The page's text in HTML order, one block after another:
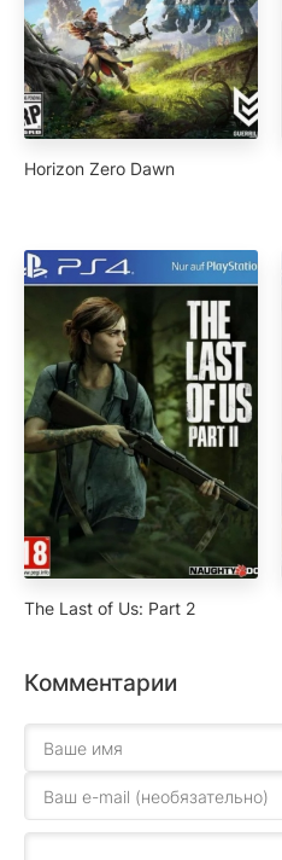
Horizon Zero Dawn
The Last of Us: Part 2
Комментарии